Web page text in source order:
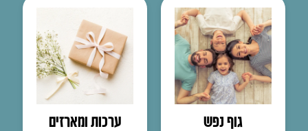
גוף נפש ערכות ומארזים